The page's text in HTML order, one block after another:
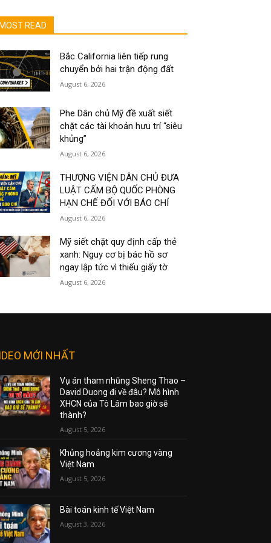
MOST READ
Bắc California liên tiếp rung
chuyển bởi hai trận động đất
August 6, 2026
Phe Dân chủ Mỹ đề xuất siết
chặt các tài khoản hưu trí “siêu
khủng”
August 6, 2026
THƯỢNG VIỆN DÂN CHỦ ĐƯA
LUẬT CẤM BỘ QUỐC PHÒNG
HẠN CHẾ ĐỐI VỚI BÁO CHÍ
August 6, 2026
Mỹ siết chặt quy định cấp thẻ
xanh: Nguy cơ bị bác hồ sơ
ngay lập tức vì thiếu giấy tờ
August 6, 2026
MỚI NHẤT
Vụ án tham nhũng Sheng Thao –
David Duong đi về đâu? Mô hình
XHCN của Tô Lâm bao giờ sẽ
thành?
August 5, 2026
Khủng hoảng kim cương vàng
Việt Nam
August 5, 2026
Bài toán kinh tế Việt Nam
August 3, 2026